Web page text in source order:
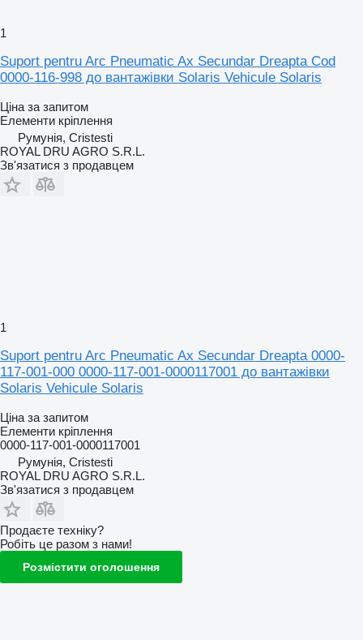
1
Suport pentru Arc Pneumatic Ax Secundar Dreapta Cod
0000-116-998 до вантажівки Solaris Vehicule Solaris
Ціна за запитом
Елементи кріплення
Румунія, Cristesti
ROYAL DRU AGRO S.R.L.
Зв'язатися з продавцем
1
Suport pentru Arc Pneumatic Ax Secundar Dreapta 0000-
117-001-000 0000-117-001-0000117001 до вантажівки
Solaris Vehicule Solaris
Ціна за запитом
Елементи кріплення
0000-117-001-0000117001
Румунія, Cristesti
ROYAL DRU AGRO S.R.L.
Зв'язатися з продавцем
Продаєте техніку?
Робіть це разом з нами!
Розмістити оголошення